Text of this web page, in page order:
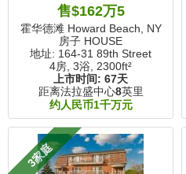
售$162万5
霍华德滩 Howard Beach, NY
房子 HOUSE
地址: 164-31 89th Street
4房, 3浴, 2300ft²
上市时间: 67天
距离法拉盛中心8英里
约人民币1千万元
3家庭